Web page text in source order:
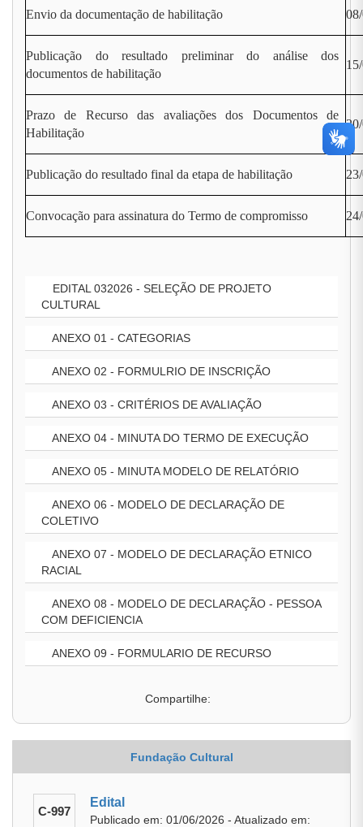
Envio da documentação de habilitação
Publicação do resultado preliminar do análise dos
documentos de habilitação
Prazo de Recurso das avaliações dos Documentos de
Habilitação
Publicação do resultado final da etapa de habilitação
Convocação para assinatura do Termo de compromisso
EDITAL 032026 - SELEÇÃO DE PROJETO
CULTURAL
ANEXO 01 - CATEGORIAS
ANEXO 02 - FORMULRIO DE INSCRIÇÃO
ANEXO 03 - CRITÉRIOS DE AVALIAÇÃO
ANEXO 04 - MINUTA DO TERMO DE EXECUÇÃO
ANEXO 05 - MINUTA MODELO DE RELATÓRIO
ANEXO 06 - MODELO DE DECLARAÇÃO DE
COLETIVO
ANEXO 07 - MODELO DE DECLARAÇÃO ETNICO
RACIAL
ANEXO 08 - MODELO DE DECLARAÇÃO - PESSOA
COM DEFICIENCIA
ANEXO 09 - FORMULARIO DE RECURSO
Compartilhe:
Fundação Cultural
C-997
Edital
Publicado em: 01/06/2026 - Atualizado em: